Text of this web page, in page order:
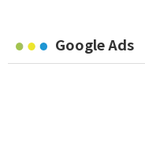
Google Ads